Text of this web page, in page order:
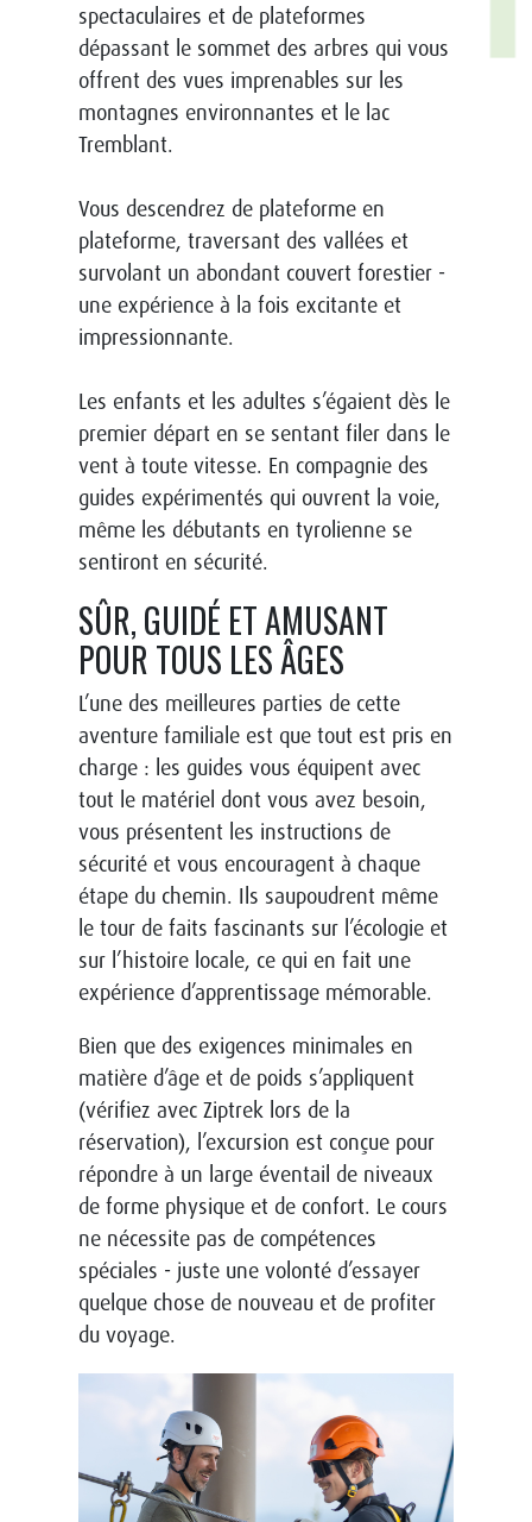
spectaculaires et de plateformes
dépassant le sommet des arbres qui vous
offrent des vues imprenables sur les
montagnes environnantes et le lac
Tremblant.
Vous descendrez de plateforme en
plateforme, traversant des vallées et
survolant un abondant couvert forestier -
une expérience à la fois excitante et
impressionnante.
Les enfants et les adultes s’égaient dès le
premier départ en se sentant filer dans le
vent à toute vitesse. En compagnie des
guides expérimentés qui ouvrent la voie,
même les débutants en tyrolienne se
sentiront en sécurité.
SÛR, GUIDÉ ET AMUSANT
POUR TOUS LES ÂGES
L’une des meilleures parties de cette
aventure familiale est que tout est pris en
charge : les guides vous équipent avec
tout le matériel dont vous avez besoin,
vous présentent les instructions de
sécurité et vous encouragent à chaque
étape du chemin. Ils saupoudrent même
le tour de faits fascinants sur l’écologie et
sur l’histoire locale, ce qui en fait une
expérience d’apprentissage mémorable.
Bien que des exigences minimales en
matière d’âge et de poids s’appliquent
(vérifiez avec Ziptrek lors de la
réservation), l’excursion est conçue pour
répondre à un large éventail de niveaux
de forme physique et de confort. Le cours
ne nécessite pas de compétences
spéciales - juste une volonté d’essayer
quelque chose de nouveau et de profiter
du voyage.